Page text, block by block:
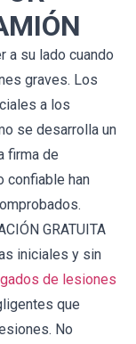
a su lado cuando
graves. Los
a los
se desarrolla un
firma de
confiable han
GRATUITA
iniciales y sin
de lesiones
que
No